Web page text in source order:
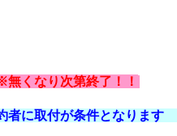
くなり次第終了！！
者に取付が条件となります